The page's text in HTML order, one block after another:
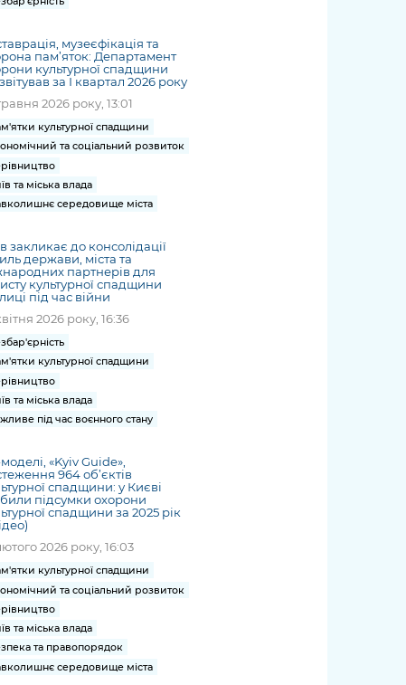
музеєфікація та
пам’яток: Департамент
культурної спадщини
за І квартал 2026 року
2026 року, 13:01
культурної спадщини
та соціальний розвиток
та міська влада
середовище міста
закликає до консолідації
держави, міста та
партнерів для
культурної спадщини
під час війни
2026 року, 16:36
культурної спадщини
та міська влада
під час воєнного стану
«Kyiv Guide»,
964 об’єктів
спадщини: у Києві
підсумки охорони
спадщини за 2025 рік
2026 року, 16:03
культурної спадщини
та соціальний розвиток
та міська влада
та правопорядок
середовище міста